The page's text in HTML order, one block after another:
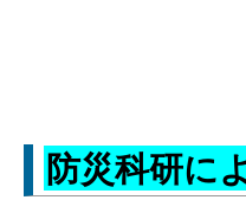
防災科研に